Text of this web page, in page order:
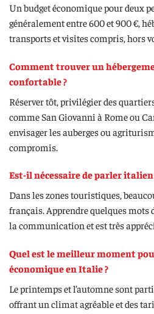
Un budget économique pour deux
généralement entre 600 et 900 €,
transports et visites compris, hors
Comment trouver un
confortable ?
Réserver tôt, privilégier des
comme San Giovanni à Rome ou
envisager les auberges ou
compromis.
Est-il nécessaire de parler
Dans les zones touristiques,
français. Apprendre quelques mots
la communication et est très
Quel est le meilleur moment
économique en Italie ?
Le printemps et l’automne sont
offrant un climat agréable et des